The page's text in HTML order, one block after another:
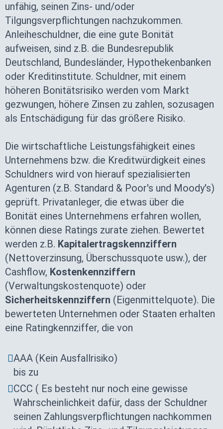
unfähig, seinen Zins- und/oder
Tilgungsverpflichtungen nachzukommen.
Anleiheschuldner, die eine gute Bonität
aufweisen, sind z.B. die Bundesrepublik
Deutschland, Bundesländer, Hypothekenbanken
oder Kreditinstitute. Schuldner, mit einem
höheren Bonitätsrisiko werden vom Markt
gezwungen, höhere Zinsen zu zahlen, sozusagen
als Entschädigung für das größere Risiko.
Die wirtschaftliche Leistungsfähigkeit eines
Unternehmens bzw. die Kreditwürdigkeit eines
Schuldners wird von hierauf spezialisierten
Agenturen (z.B. Standard & Poor's und Moody's)
geprüft. Privatanleger, die etwas über die
Bonität eines Unternehmens erfahren wollen,
können diese Ratings zurate ziehen. Bewertet
werden z.B. Kapitalertragskennziffern
(Nettoverzinsung, Überschussquote usw.), der
Cashflow, Kostenkennziffern
(Verwaltungskostenquote) oder
Sicherheitskennziffern (Eigenmittelquote). Die
bewerteten Unternehmen oder Staaten erhalten
eine Ratingkennziffer, die von
AAA (Kein Ausfallrisiko)
bis zu
CCC ( Es besteht nur noch eine gewisse
Wahrscheinlichkeit dafür, dass der Schuldner
seinen Zahlungsverpflichtungen nachkommen